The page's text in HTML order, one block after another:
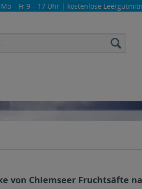
Mo – Fr 9 – 17 Uhr | kostenlose
von Chiemseer Fruchtsäfte